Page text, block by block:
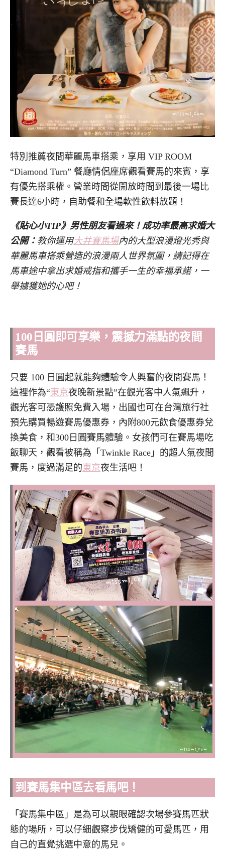
特別推薦夜間華麗馬車搭乘，享用 VIP ROOM
“Diamond Turn” 餐廳情侶座席觀看賽馬的來賓，享
有優先搭乘權。營業時間從開放時間到最後一場比
賽長達6小時，自助餐和全場軟性飲料放題！
《貼心小TIP》男性朋友看過來！成功率最高求婚大
公開： 教你運用大井賽馬場內的大型浪漫燈光秀與
華麗馬車搭乘營造的浪漫兩人世界氛圍，請記得在
馬車途中拿出求婚戒指和攜手一生的幸福承諾，一
舉擄獲她的心吧！
100日圓即可享樂，震撼力滿點的夜間
賽馬
只要 100 日圓起就能夠體驗令人興奮的夜間賽馬！
這裡作為“東京夜晚新景點”在觀光客中人氣飆升，
觀光客可憑護照免費入場，出國也可在台灣旅行社
預先購買暢遊賽馬優惠券，內附800元飲食優惠券兌
換美食，和300日圓賽馬體驗。女孩們可在賽馬場吃
飯聊天，觀看被稱為「Twinkle Race」的超人氣夜間
賽馬，度過滿足的東京夜生活吧！
到賽馬集中區去看馬吧！
「賽馬集中區」是為可以親眼確認次場參賽馬匹狀
態的場所，可以仔細觀察步伐矯健的可愛馬匹，用
自己的直覺挑選中意的馬兒。